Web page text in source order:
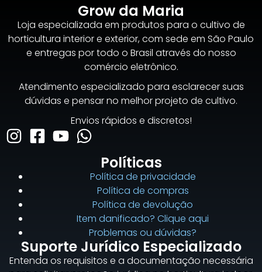
Grow da Maria
Loja especializada em produtos para o cultivo de
horticultura interior e exterior, com sede em São Paulo
e entregas por todo o Brasil através do nosso
comércio eletrônico.
Atendimento especializado para esclarecer suas
dúvidas e pensar no melhor projeto de cultivo.
Envios rápidos e discretos!
Políticas
Política de privacidade
Política de compras
Política de devolução
Item danificado? Clique aqui
Problemas ou dúvidas?
Suporte Jurídico Especializado
Entenda os requisitos e a documentação necessária